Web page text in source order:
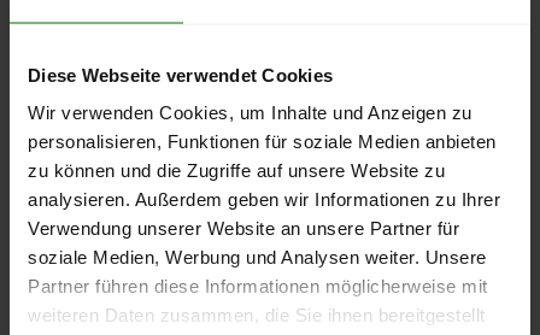
Diese Webseite verwendet Cookies
Wir verwenden Cookies, um Inhalte und Anzeigen zu
personalisieren, Funktionen für soziale Medien anbieten
zu können und die Zugriffe auf unsere Website zu
analysieren. Außerdem geben wir Informationen zu Ihrer
Verwendung unserer Website an unsere Partner für
soziale Medien, Werbung und Analysen weiter. Unsere
Partner führen diese Informationen möglicherweise mit
weiteren Daten zusammen, die Sie ihnen bereitgestellt
lose Ware Sackware
September
Januar
Mai
250 €
300 €
Die aktuelle Preisentwicklung für Holzpellets in Deutschland
können Sie jederzeit auf unsererPelletspreise-Seite
nachvollziehen.